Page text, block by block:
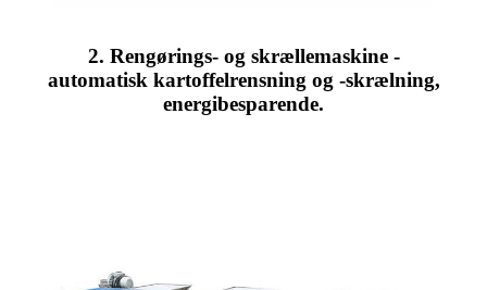
2. Rengørings- og skrællemaskine -
automatisk kartoffelrensning og -skrælning,
energibesparende.